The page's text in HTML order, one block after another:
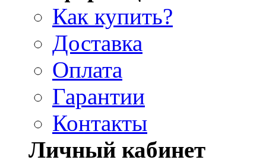
Как купить?
Доставка
Оплата
Гарантии
Контакты
Личный кабинет